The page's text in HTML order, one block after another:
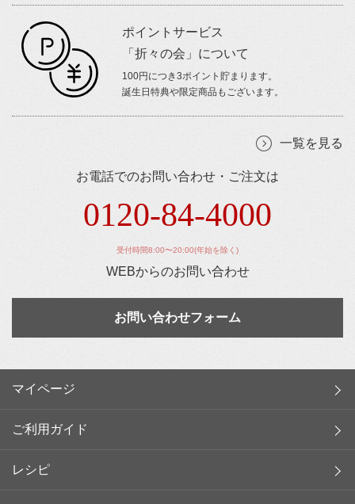
ポイントサービス
「折々の会」について
100円につき3ポイント貯まります。
誕生日特典や限定商品もございます。
一覧を見る
お電話でのお問い合わせ・ご注文は
0120-84-4000
受付時間8:00〜20:00(年始を除く)
WEBからのお問い合わせ
お問い合わせフォーム
マイページ
ご利用ガイド
レシピ